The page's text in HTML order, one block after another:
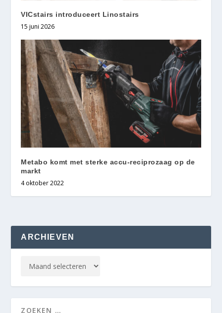
VICstairs introduceert Linostairs
15 juni 2026
Metabo komt met sterke accu-reciprozaag op de
markt
4 oktober 2022
ARCHIEVEN